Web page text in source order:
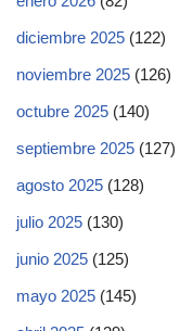
diciembre 2025 (122)
noviembre 2025 (126)
octubre 2025 (140)
septiembre 2025 (127)
agosto 2025 (128)
julio 2025 (130)
junio 2025 (125)
mayo 2025 (145)